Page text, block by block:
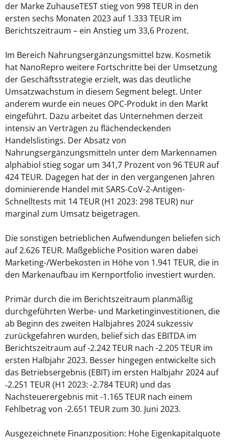
der Marke ZuhauseTEST stieg von 998 TEUR in den
ersten sechs Monaten 2023 auf 1.333 TEUR im
Berichtszeitraum – ein Anstieg um 33,6 Prozent.
Im Bereich Nahrungsergänzungsmittel bzw. Kosmetik
hat NanoRepro weitere Fortschritte bei der Umsetzung
der Geschäftsstrategie erzielt, was das deutliche
Umsatzwachstum in diesem Segment belegt. Unter
anderem wurde ein neues OPC-Produkt in den Markt
eingeführt. Dazu arbeitet das Unternehmen derzeit
intensiv an Verträgen zu flächendeckenden
Handelslistings. Der Absatz von
Nahrungsergänzungsmitteln unter dem Markennamen
alphabiol stieg sogar um 341,7 Prozent von 96 TEUR auf
424 TEUR. Dagegen hat der in den vergangenen Jahren
dominierende Handel mit SARS-CoV-2-Antigen-
Schnelltests mit 14 TEUR (H1 2023: 298 TEUR) nur
marginal zum Umsatz beigetragen.
Die sonstigen betrieblichen Aufwendungen beliefen sich
auf 2.626 TEUR. Maßgebliche Position waren dabei
Marketing-/Werbekosten in Höhe von 1.941 TEUR, die in
den Markenaufbau im Kernportfolio investiert wurden.
Primär durch die im Berichtszeitraum planmäßig
durchgeführten Werbe- und Marketinginvestitionen, die
ab Beginn des zweiten Halbjahres 2024 sukzessiv
zurückgefahren wurden, belief sich das EBITDA im
Berichtszeitraum auf -2.242 TEUR nach -2.205 TEUR im
ersten Halbjahr 2023. Besser hingegen entwickelte sich
das Betriebsergebnis (EBIT) im ersten Halbjahr 2024 auf
‑2.251 TEUR (H1 2023: -2.784 TEUR) und das
Nachsteuerergebnis mit -1.165 TEUR nach einem
Fehlbetrag von -2.651 TEUR zum 30. Juni 2023.
Ausgezeichnete Finanzposition: Hohe Eigenkapitalquote